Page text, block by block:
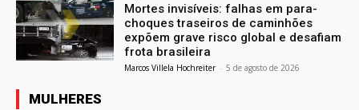
Mortes invisíveis: falhas em para-
choques traseiros de caminhões
expõem grave risco global e desafiam
frota brasileira
Marcos Villela Hochreiter - 5 de agosto de 2026
MULHERES